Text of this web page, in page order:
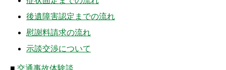
後遺障害認定までの流れ
慰謝料請求の流れ
示談交渉について